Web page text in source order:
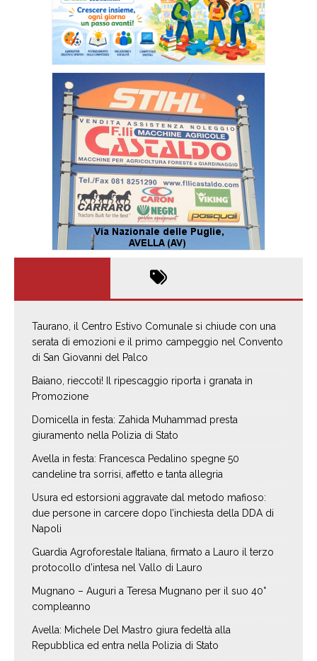
Taurano, il Centro Estivo Comunale si chiude con una
serata di emozioni e il primo campeggio nel Convento
di San Giovanni del Palco
Baiano, rieccoti! Il ripescaggio riporta i granata in
Promozione
Domicella in festa: Zahida Muhammad presta
giuramento nella Polizia di Stato
Avella in festa: Francesca Pedalino spegne 50
candeline tra sorrisi, affetto e tanta allegria
Usura ed estorsioni aggravate dal metodo mafioso:
due persone in carcere dopo l’inchiesta della DDA di
Napoli
Guardia Agroforestale Italiana, firmato a Lauro il terzo
protocollo d’intesa nel Vallo di Lauro
Mugnano – Auguri a Teresa Mugnano per il suo 40°
compleanno
Avella: Michele Del Mastro giura fedeltà alla
Repubblica ed entra nella Polizia di Stato